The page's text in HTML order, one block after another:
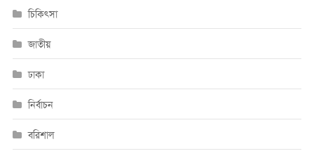
চিকিৎসা
জাতীয়
ঢাকা
নির্বাচন
বরিশাল